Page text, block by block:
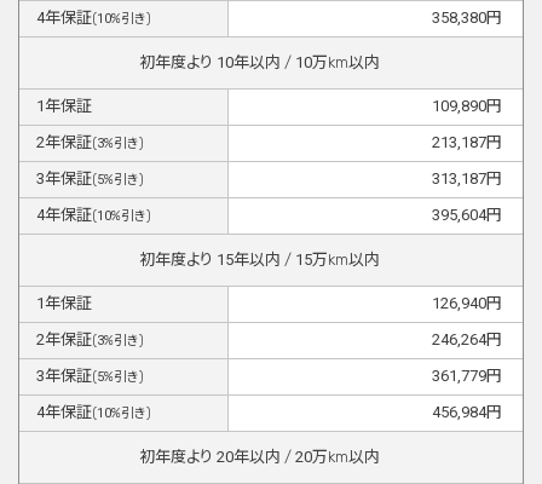
4年保証(10%引き) 358,380円
初年度より 10年以内 / 10万km以内
1年保証 109,890円
2年保証(3%引き) 213,187円
3年保証(5%引き) 313,187円
4年保証(10%引き) 395,604円
初年度より 15年以内 / 15万km以内
1年保証 126,940円
2年保証(3%引き) 246,264円
3年保証(5%引き) 361,779円
4年保証(10%引き) 456,984円
初年度より 20年以内 / 20万km以内